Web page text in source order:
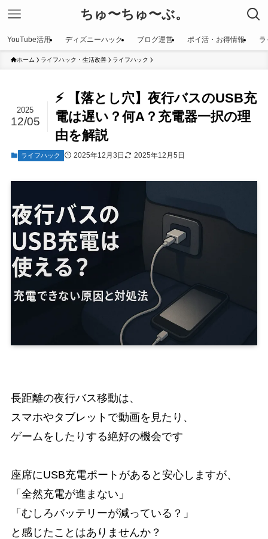
ちゅ〜ちゅ〜ぶ。
YouTube活用 ディズニーハック ブログ運営 ポイ活・お得情報
ホーム ライフハック・生活改善 ライフハック
⚡️ 【落とし穴】夜行バスのUSB充
電は遅い？何A？充電器一択の理
由を解説
2025
12/05
ライフハック 2025年12月3日 2025年12月5日
長距離の夜行バス移動は、
スマホやタブレットで動画を見たり、
ゲームをしたりする絶好の機会です
座席にUSB充電ポートがあると安心しますが、
「全然充電が進まない」
「むしろバッテリーが減っている？」
と感じたことはありませんか？